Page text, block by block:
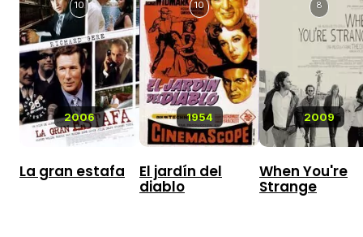
2006
10
La gran estafa
1954
10
El jardín del
diablo
2009
8
When You're
Strange